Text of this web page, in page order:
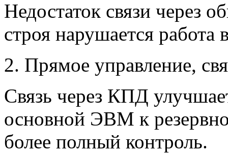
Недостаток связи через
строя нарушается работа
2. Прямое управление,
Связь через КПД
основной ЭВМ к
более полный контроль.